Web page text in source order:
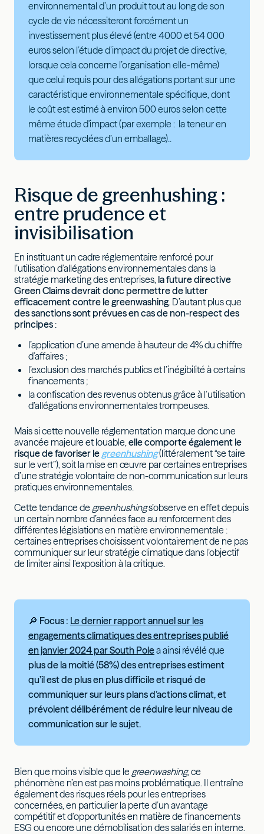
environnemental d’un produit tout au long de son
cycle de vie nécessiteront forcément un
investissement plus élevé (entre 4000 et 54 000
euros selon l’étude d’impact du projet de directive,
lorsque cela concerne l’organisation elle-même)
que celui requis pour des allégations portant sur une
caractéristique environnementale spécifique, dont
le coût est estimé à environ 500 euros selon cette
même étude d'impact (par exemple : la teneur en
matières recyclées d’un emballage)..
Risque de greenhushing :
entre prudence et
invisibilisation
En instituant un cadre réglementaire renforcé pour
l’utilisation d’allégations environnementales dans la
stratégie marketing des entreprises, la future directive
Green Claims devrait donc permettre de lutter
efficacement contre le greenwashing . D’autant plus que
des sanctions sont prévues en cas de non-respect des
principes:
l’application d’une amende à hauteur de 4% du chiffre
d’affaires ;
l’exclusion des marchés publics et l’inégibilité à certains
financements ;
la confiscation des revenus obtenus grâce à l’utilisation
d’allégations environnementales trompeuses.
Mais si cette nouvelle réglementation marque donc une
avancée majeure et louable, elle comporte également le
risque de favoriser le greenhushing(littéralement “se taire
sur le vert”), soit la mise en œuvre par certaines entreprises
d’une stratégie volontaire de non-communication sur leurs
pratiques environnementales.
Cette tendance de greenhushings’observe en effet depuis
un certain nombre d’années face au renforcement des
différentes législations en matière environnementale :
certaines entreprises choisissent volontairement de ne pas
communiquer sur leur stratégie climatique dans l’objectif
de limiter ainsi l’exposition à la critique.
🔎 Focus : Le dernier rapport annuel sur les
engagements climatiques des entreprises publié
en janvier 2024 par South Polea ainsi révélé que
plus de la moitié (58%) des entreprises estiment
qu’il est de plus en plus difficile et risqué de
communiquer sur leurs plans d’actions climat, et
prévoient délibérément de réduire leur niveau de
communication sur le sujet.
Bien que moins visible que le greenwashing, ce
phénomène n’en est pas moins problématique. Il entraîne
également des risques réels pour les entreprises
concernées, en particulier la perte d’un avantage
compétitif et d’opportunités en matière de financements
ESG ou encore une démobilisation des salariés en interne.